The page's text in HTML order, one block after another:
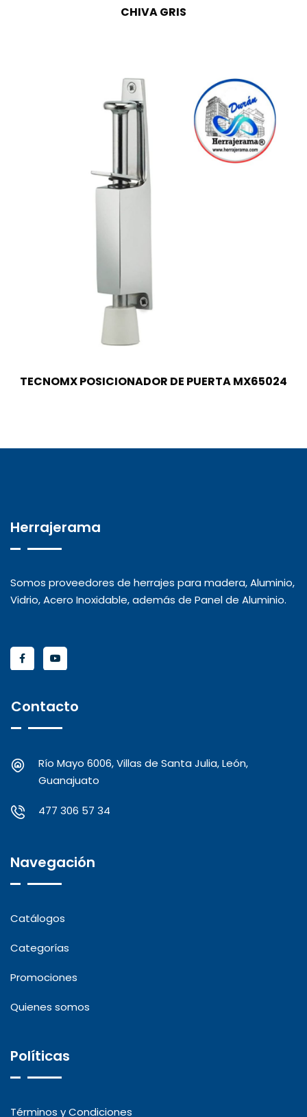
CHIVA GRIS
TECNOMX POSICIONADOR DE PUERTA MX65024
Herrajerama
Somos proveedores de herrajes para madera, Aluminio,
Vidrio, Acero Inoxidable, además de Panel de Aluminio.
Contacto
Río Mayo 6006, Villas de Santa Julia, León,
Guanajuato
477 306 57 34
Navegación
Catálogos
Categorías
Promociones
Quienes somos
Políticas
Términos y Condiciones